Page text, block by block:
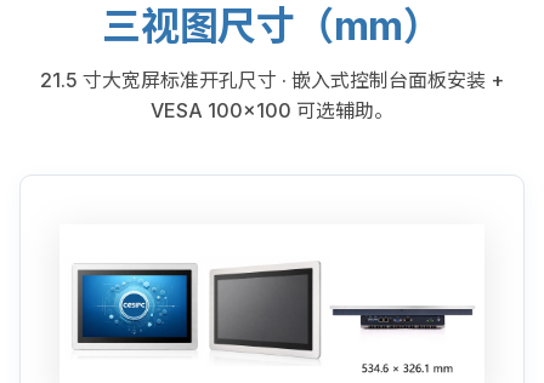
三视图尺寸（mm）
21.5 寸大宽屏标准开孔尺寸 · 嵌入式控制台面板安装 +
VESA 100×100 可选辅助。